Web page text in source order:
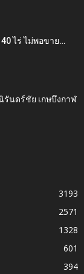
ไร่ ไม่พอขาย…
รันดร์ชัย เกษบึงกาฬ
3193
2571
1328
601
394